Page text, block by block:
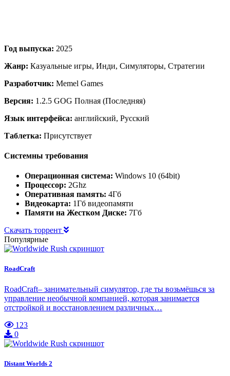
Год выпуска: 2025
Жанр: Казуальные игры, Инди, Симуляторы, Стратегии
Разработчик: Memel Games
Версия: 1.2.5 GOG Полная (Последняя)
Язык интерфейса: английский, Русский
Таблетка: Присутствует
Системны требования
Операционная система: Windows 10 (64bit)
Процессор: 2Ghz
Оперативная память: 4Гб
Видеокарта: 1Гб видеопамяти
Памяти на Жестком Диске: 7Гб
Скачать торрент
Популярные
RoadCraft
RoadCraft– занимательный симулятор, где ты возьмёшься за
управление необычной компанией, которая занимается
отстройкой и восстановлением различных…
123
0
Distant Worlds 2